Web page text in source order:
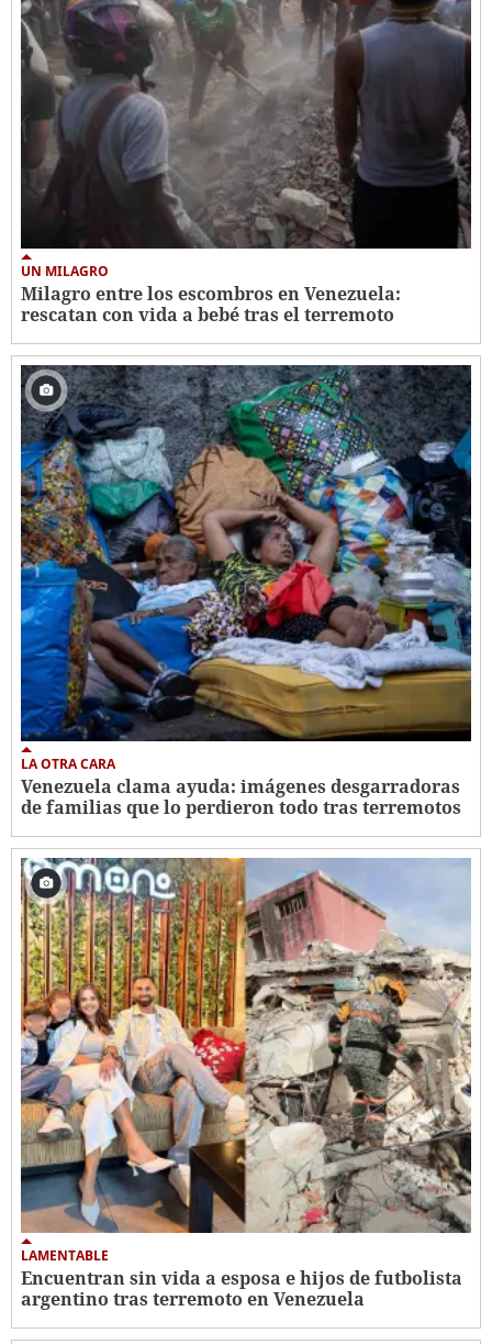
UN MILAGRO
Milagro entre los escombros en Venezuela:
rescatan con vida a bebé tras el terremoto
LA OTRA CARA
Venezuela clama ayuda: imágenes desgarradoras
de familias que lo perdieron todo tras terremotos
LAMENTABLE
Encuentran sin vida a esposa e hijos de futbolista
argentino tras terremoto en Venezuela